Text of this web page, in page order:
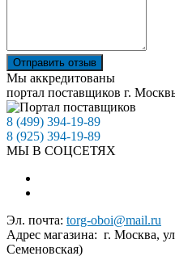
Отправить отзыв
Мы аккредитованы
портал поставщиков г.
8 (499) 394-19-89
8 (925) 394-19-89
МЫ В СОЦСЕТЯХ
Эл. почта: torg-oboi@mail.ru
Адрес магазина: г. Москва,
Семеновская)